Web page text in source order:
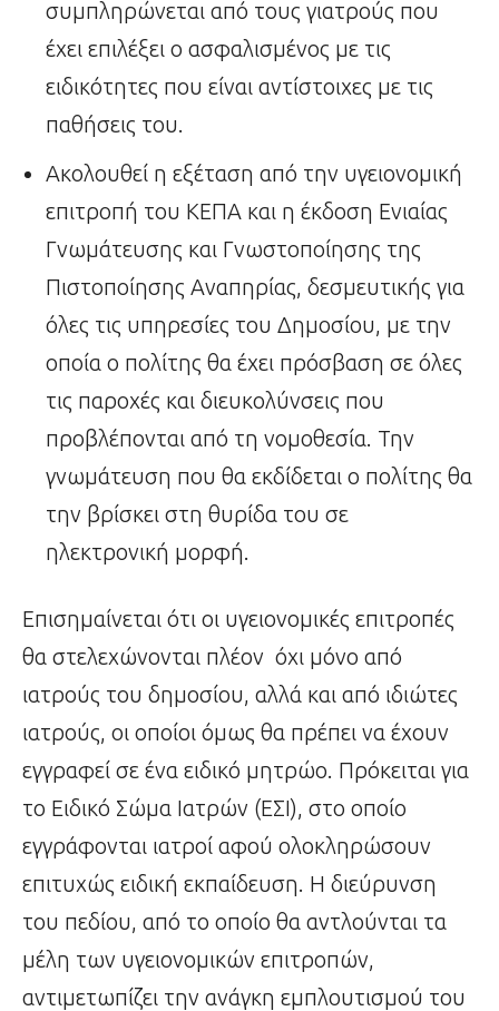
συμπληρώνεται από τους γιατρούς που
έχει επιλέξει ο ασφαλισμένος με τις
ειδικότητες που είναι αντίστοιχες με τις
παθήσεις του.
Ακολουθεί η εξέταση από την υγειονομική
επιτροπή του ΚΕΠΑ και η έκδοση Ενιαίας
Γνωμάτευσης και Γνωστοποίησης της
Πιστοποίησης Αναπηρίας, δεσμευτικής για
όλες τις υπηρεσίες του Δημοσίου, με την
οποία ο πολίτης θα έχει πρόσβαση σε όλες
τις παροχές και διευκολύνσεις που
προβλέπονται από τη νομοθεσία. Την
γνωμάτευση που θα εκδίδεται ο πολίτης θα
την βρίσκει στη θυρίδα του σε
ηλεκτρονική μορφή.
Επισημαίνεται ότι οι υγειονομικές επιτροπές
θα στελεχώνονται πλέον όχι μόνο από
ιατρούς του δημοσίου, αλλά και από ιδιώτες
ιατρούς, οι οποίοι όμως θα πρέπει να έχουν
εγγραφεί σε ένα ειδικό μητρώο. Πρόκειται για
το Ειδικό Σώμα Ιατρών (ΕΣΙ), στο οποίο
εγγράφονται ιατροί αφού ολοκληρώσουν
επιτυχώς ειδική εκπαίδευση. Η διεύρυνση
του πεδίου, από το οποίο θα αντλούνται τα
μέλη των υγειονομικών επιτροπών,
αντιμετωπίζει την ανάγκη εμπλουτισμού του